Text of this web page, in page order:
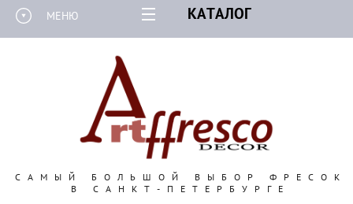
КАТАЛОГ
МЕНЮ
САМЫЙ БОЛЬШОЙ ВЫБОР ФРЕСОК
В САНКТ-ПЕТЕРБУРГЕ